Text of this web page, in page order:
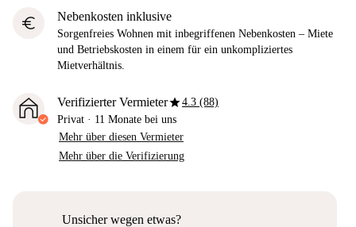
euro Nebenkosten inklusive
Sorgenfreies Wohnen mit inbegriffenen Nebenkosten – Miete
und Betriebskosten in einem für ein unkompliziertes
Mietverhältnis.
Verifizierter Vermieterstar4.3 (88)
Privat · 11 Monate bei uns
Mehr über diesen Vermieter
Mehr über die Verifizierung
Unsicher wegen etwas?